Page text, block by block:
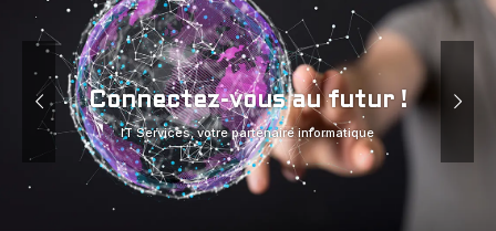
Connectez-vous au futur !
IT Services, votre partenaire informatique